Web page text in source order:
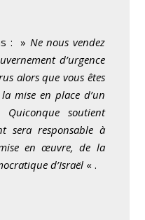
: » Ne nous vendez
d’urgence
alors que vous êtes
mise en place d’un
Quiconque soutient
sera responsable à
en œuvre, de la
d’Israël « .